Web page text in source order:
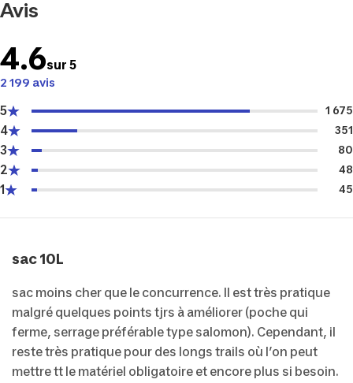
Avis
4.6sur 5
2 199 avis
5 1 675
4 351
3 80
2 48
1 45
sac 10L
sac moins cher que le concurrence. Il est très pratique
malgré quelques points tjrs à améliorer (poche qui
ferme, serrage préférable type salomon). Cependant, il
reste très pratique pour des longs trails où l’on peut
mettre tt le matériel obligatoire et encore plus si besoin.